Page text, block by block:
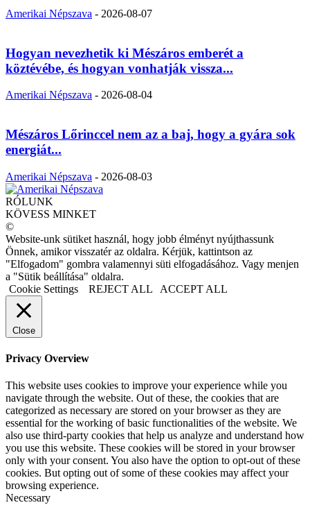
Amerikai Népszava - 2026-08-07
Hogyan nevezhetik ki Mészáros emberét a
köztévébe, és hogyan vonhatják vissza...
Amerikai Népszava - 2026-08-04
Mészáros Lőrinccel nem az a baj, hogy a gyára sok
energiát...
Amerikai Népszava - 2026-08-03
RÓLUNK
KÖVESS MINKET
©
Website-unk sütiket használ, hogy jobb élményt nyújthassunk
Önnek, amikor visszatér az oldalra. Kérjük, kattintson az
"Elfogadom" gombra valamennyi süti elfogadásához. Vagy menjen
a "Sütik beállítása" oldalra.
Cookie Settings
REJECT ALL ACCEPT ALL
Close
Privacy Overview
This website uses cookies to improve your experience while you
navigate through the website. Out of these, the cookies that are
categorized as necessary are stored on your browser as they are
essential for the working of basic functionalities of the website. We
also use third-party cookies that help us analyze and understand how
you use this website. These cookies will be stored in your browser
only with your consent. You also have the option to opt-out of these
cookies. But opting out of some of these cookies may affect your
browsing experience.
Necessary